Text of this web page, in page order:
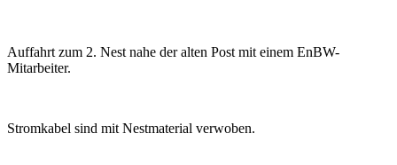
Auffahrt zum 2. Nest nahe der alten Post mit einem EnBW-
Mitarbeiter.
Stromkabel sind mit Nestmaterial verwoben.